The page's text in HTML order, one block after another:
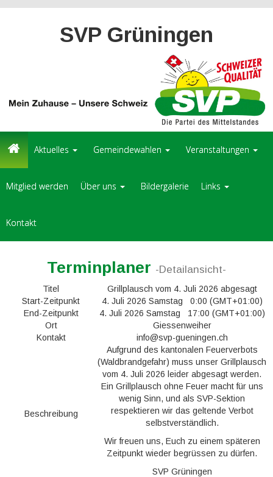
SVP Grüningen
Aktuelles Gemeindewahlen Veranstaltungen
Mitglied werden Über uns Bildergalerie Links
Kontakt
Terminplaner -Detailansicht-
Titel
Grillplausch vom 4. Juli 2026 abgesagt
Start-Zeitpunkt
4. Juli 2026 Samstag 0:00 (GMT+01:00)
End-Zeitpunkt
4. Juli 2026 Samstag 17:00 (GMT+01:00)
Ort
Giessenweiher
Kontakt
info@svp-gueningen.ch
Beschreibung
Aufgrund des kantonalen Feuerverbots
(Waldbrandgefahr) muss unser Grillplausch
vom 4. Juli 2026 leider abgesagt werden.
Ein Grillplausch ohne Feuer macht für uns
wenig Sinn, und als SVP-Sektion
respektieren wir das geltende Verbot
selbstverständlich.
Wir freuen uns, Euch zu einem späteren
Zeitpunkt wieder begrüssen zu dürfen.
SVP Grüningen